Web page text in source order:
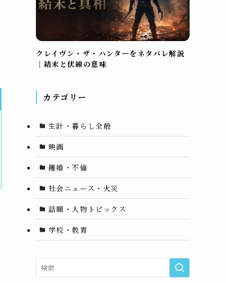
クレイヴン・ザ・ハンターをネタバレ解説
｜結末と伏線の意味
カテゴリー
生計・暮らし全般
映画
離婚・不倫
社会ニュース・火災
話題・人物トピックス
学校・教育